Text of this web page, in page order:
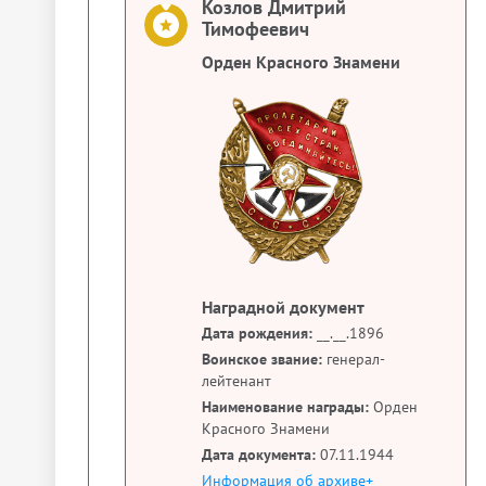
Козлов Дмитрий
Тимофеевич
Орден Красного Знамени
Наградной документ
Дата рождения: __.__.1896
Воинское звание: генерал-
лейтенант
Наименование награды: Орден
Красного Знамени
Дата документа: 07.11.1944
Информация об архиве+